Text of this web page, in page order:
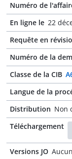
Numéro de
En ligne le 22
Requête en
Numéro de la
Classe de la CIB
Langue de la
Distribution Non
Téléchargement
Versions JO